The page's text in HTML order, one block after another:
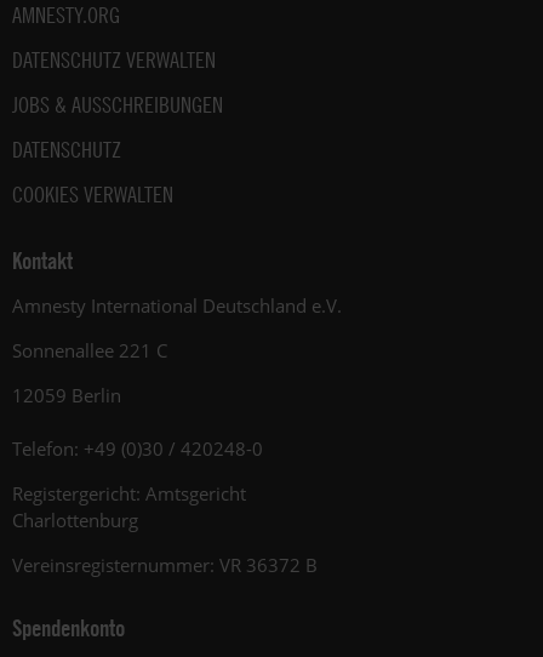
AMNESTY.ORG
DATENSCHUTZ VERWALTEN
JOBS & AUSSCHREIBUNGEN
DATENSCHUTZ
COOKIES VERWALTEN
Kontakt
Amnesty International Deutschland e.V.
Sonnenallee 221 C
12059 Berlin
Telefon: +49 (0)30 / 420248-0
Registergericht: Amtsgericht
Charlottenburg
Vereinsregisternummer: VR 36372 B
Spendenkonto